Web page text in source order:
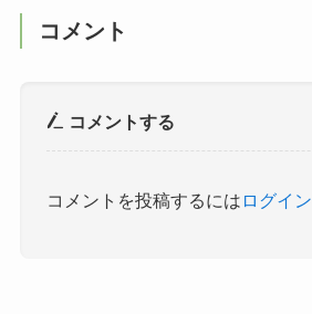
コメント
コメントする
コメントを投稿するには ログイン